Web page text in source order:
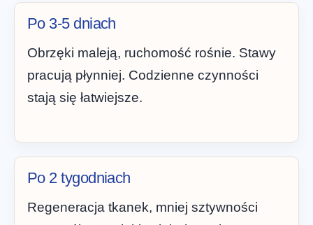
Po 3-5 dniach
Obrzęki maleją, ruchomość rośnie. Stawy
pracują płynniej. Codzienne czynności
stają się łatwiejsze.
Po 2 tygodniach
Regeneracja tkanek, mniej sztywności